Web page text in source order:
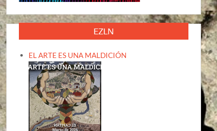
EZLN
EL ARTE ES UNA MALDICIÓN